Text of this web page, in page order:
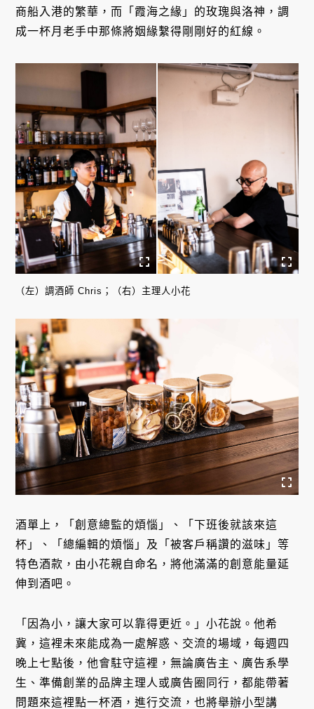
商船入港的繁華，而「霞海之緣」的玫瑰與洛神，調
成一杯月老手中那條將姻緣繫得剛剛好的紅線。
（左）調酒師 Chris；（右）主理人小花
酒單上，「創意總監的煩惱」、「下班後就該來這
杯」、「總編輯的煩惱」及「被客戶稱讚的滋味」等
特色酒款，由小花親自命名，將他滿滿的創意能量延
伸到酒吧。
「因為小，讓大家可以靠得更近。」小花說。他希
冀，這裡未來能成為一處解惑、交流的場域，每週四
晚上七點後，他會駐守這裡，無論廣告主、廣告系學
生、準備創業的品牌主理人或廣告圈同行，都能帶著
問題來這裡點一杯酒，進行交流，也將舉辦小型講